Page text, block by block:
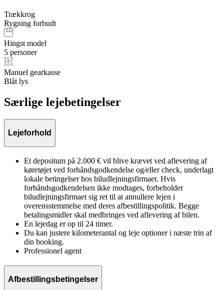
Trækkrog
Rygning forbudt
Hingst model
5 personer
Manuel gearkasse
Blåt lys
Særlige lejebetingelser
Lejeforhold
Et depositum på 2.000 € vil blive krævet ved aflevering af
køretøjet ved forhåndsgodkendelse og/eller check, underlagt
lokale betingelser hos biludlejningsfirmaet. Hvis
forhåndsgodkendelsen ikke modtages, forbeholder
biludlejningsfirmaet sig ret til at annullere lejen i
overensstemmelse med deres afbestillingspolitik. Begge
betalingsmidler skal medbringes ved aflevering af bilen.
En lejedag er op til 24 timer.
Du kan justere kilometerantal og leje optioner i næste trin af
din booking.
Professionel agent
Afbestillingsbetingelser